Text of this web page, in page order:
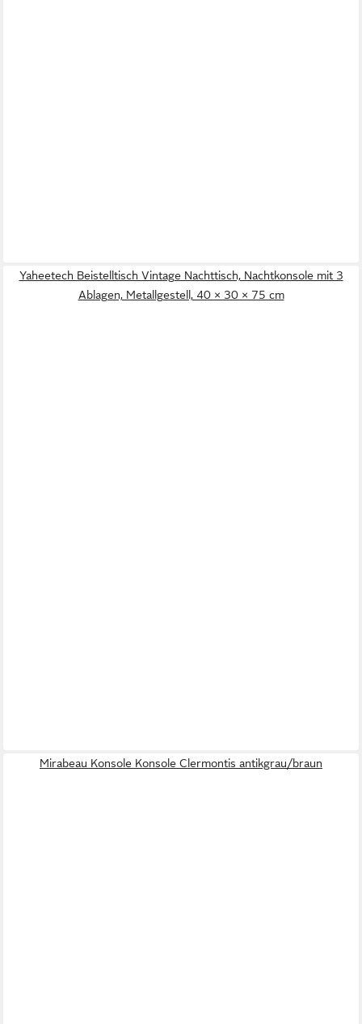
Yaheetech Beistelltisch Vintage Nachttisch, Nachtkonsole mit 3
Ablagen, Metallgestell, 40 × 30 × 75 cm
Mirabeau Konsole Konsole Clermontis antikgrau/braun